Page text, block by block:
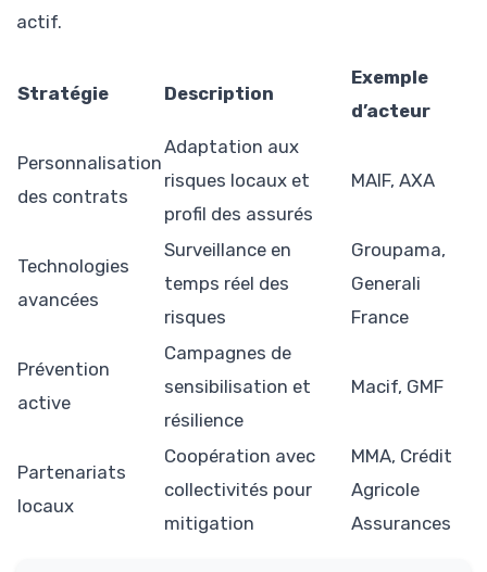
actif.
Stratégie Description
Exemple
d’acteur
Personnalisation
des contrats
Adaptation aux
risques locaux et
profil des assurés
MAIF, AXA
Technologies
avancées
Surveillance en
temps réel des
risques
Groupama,
Generali
France
Prévention
active
Campagnes de
sensibilisation et
résilience
Macif, GMF
Partenariats
locaux
Coopération avec
collectivités pour
mitigation
MMA, Crédit
Agricole
Assurances